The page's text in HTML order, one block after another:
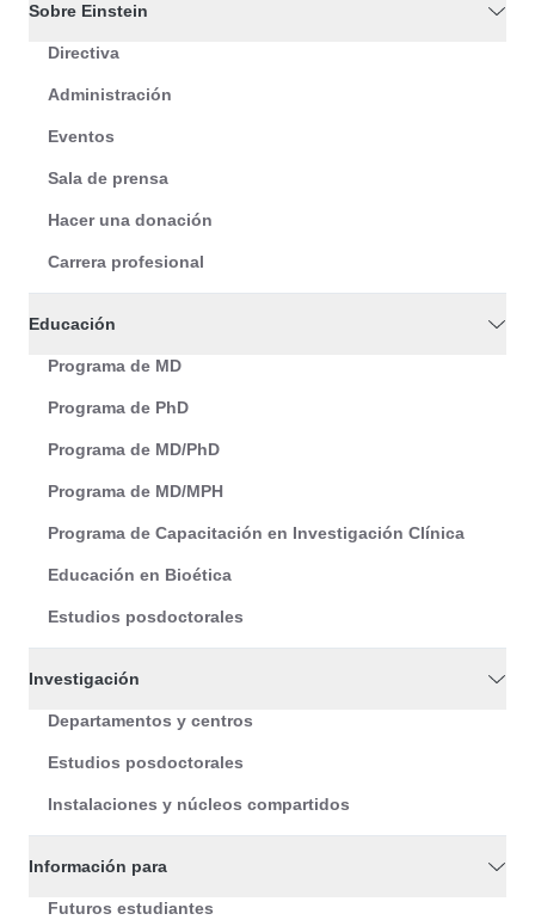
Sobre Einstein
Directiva
Administración
Eventos
Sala de prensa
Hacer una donación
Carrera profesional
Educación
Programa de MD
Programa de PhD
Programa de MD/PhD
Programa de MD/MPH
Programa de Capacitación en Investigación Clínica
Educación en Bioética
Estudios posdoctorales
Investigación
Departamentos y centros
Estudios posdoctorales
Instalaciones y núcleos compartidos
Información para
Futuros estudiantes